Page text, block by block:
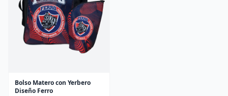
Bolso Matero con Yerbero
Diseño Ferro